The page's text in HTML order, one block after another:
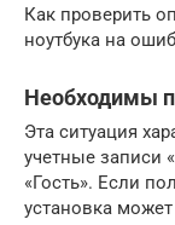
Как проверить
ноутбука на
Необходимы
Эта ситуация
учетные записи
«Гость». Если
установка